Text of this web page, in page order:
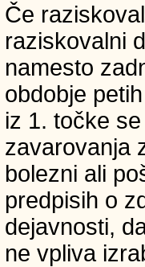
Če
raziskovalni
namesto
obdobje
iz 1. točke
zavarovanja
bolezni ali
predpisih o
dejavnosti,
ne vpliva